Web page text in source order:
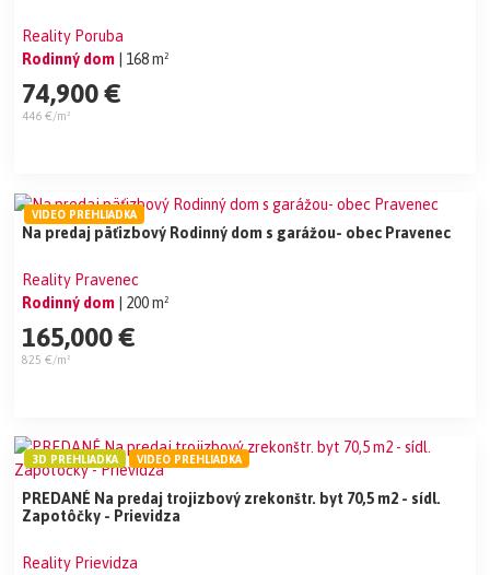
Reality Poruba
Rodinný dom | 168 m²
74,900 €
446 €/m²
Na predaj päťizbový Rodinný dom s garážou- obec Pravenec
Reality Pravenec
Rodinný dom
| 200 m²
165,000 €
825 €/m²
VIDEO PREHLIADKA
PREDANÉ Na predaj trojizbový zrekonštr. byt 70,5 m2 - sídl.
Zapotôčky - Prievidza
Reality Prievidza
3D PREHLIADKA VIDEO PREHLIADKA